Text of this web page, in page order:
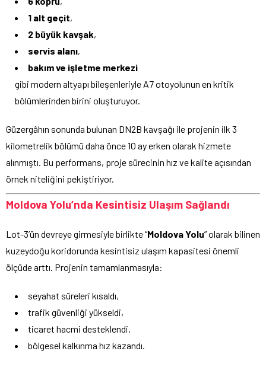
1 alt geçit,
2 büyük kavşak,
servis alanı,
bakım ve işletme merkezi
gibi modern altyapı bileşenleriyle A7 otoyolunun en kritik
bölümlerinden birini oluşturuyor.
Güzergâhın sonunda bulunan DN2B kavşağı ile projenin ilk 3
kilometrelik bölümü daha önce 10 ay erken olarak hizmete
alınmıştı. Bu performans, proje sürecinin hız ve kalite açısından
örnek niteliğini pekiştiriyor.
Moldova Yolu’nda Kesintisiz Ulaşım Sağlandı
Lot-3’ün devreye girmesiyle birlikte “Moldova Yolu” olarak bilinen
kuzeydoğu koridorunda kesintisiz ulaşım kapasitesi önemli
ölçüde arttı. Projenin tamamlanmasıyla:
seyahat süreleri kısaldı,
trafik güvenliği yükseldi,
ticaret hacmi desteklendi,
bölgesel kalkınma hız kazandı.